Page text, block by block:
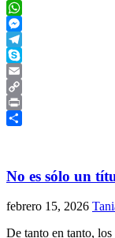
Meneame
WhatsApp
Messenger
Telegram
Skype
Email
Copy
Link
Print
No es sólo un
febrero 15, 2026
De tanto en tanto,